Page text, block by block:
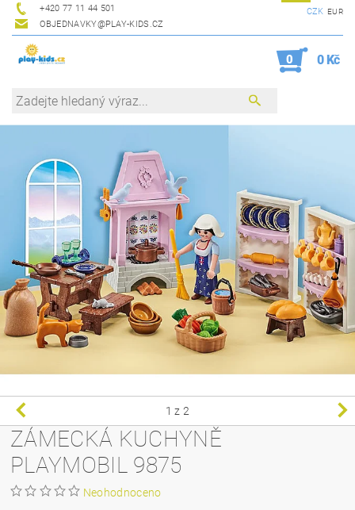
+420 77 11 44 501
OBJEDNAVKY@PLAY-KIDS.CZ
CZK EUR
0 0 Kč
1 z 2
ZÁMECKÁ KUCHYNĚ
PLAYMOBIL 9875
Neohodnoceno